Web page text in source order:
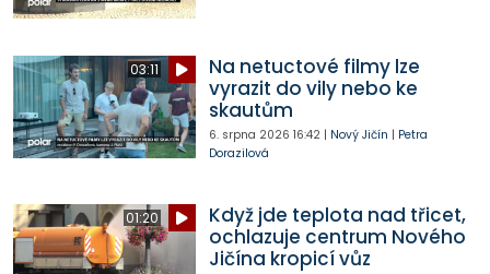
03:11
Na netuctové filmy lze
vyrazit do vily nebo ke
skautům
6. srpna 2026 16:42| Nový Jičín | Petra
Dorazilová
01:20
Když jde teplota nad třicet,
ochlazuje centrum Nového
Jičína kropicí vůz